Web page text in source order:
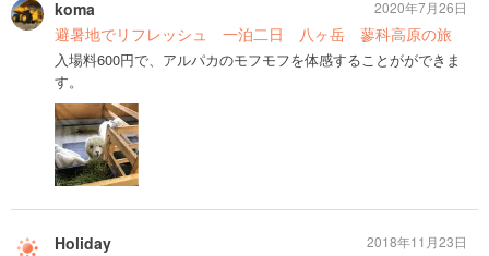
koma
避暑地でリフレッシュ 一泊二日 八ヶ岳 蓼科高原の旅
入場料600円で、アルパカのモフモフを体感することがができま
す。
2020年7月26日
Holiday 2018年11月23日